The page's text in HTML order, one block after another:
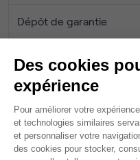
Dépôt de garantie
Honoraires Ubiq
Services
Des cookies
expérience
Plateforme de
Pour améliorer votre
et technologies similaires
et personnaliser votre
des cookies pour stocker,